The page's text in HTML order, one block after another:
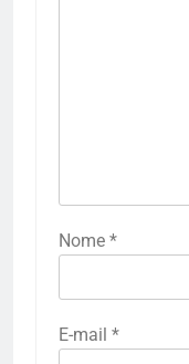
Nome *
E-mail *